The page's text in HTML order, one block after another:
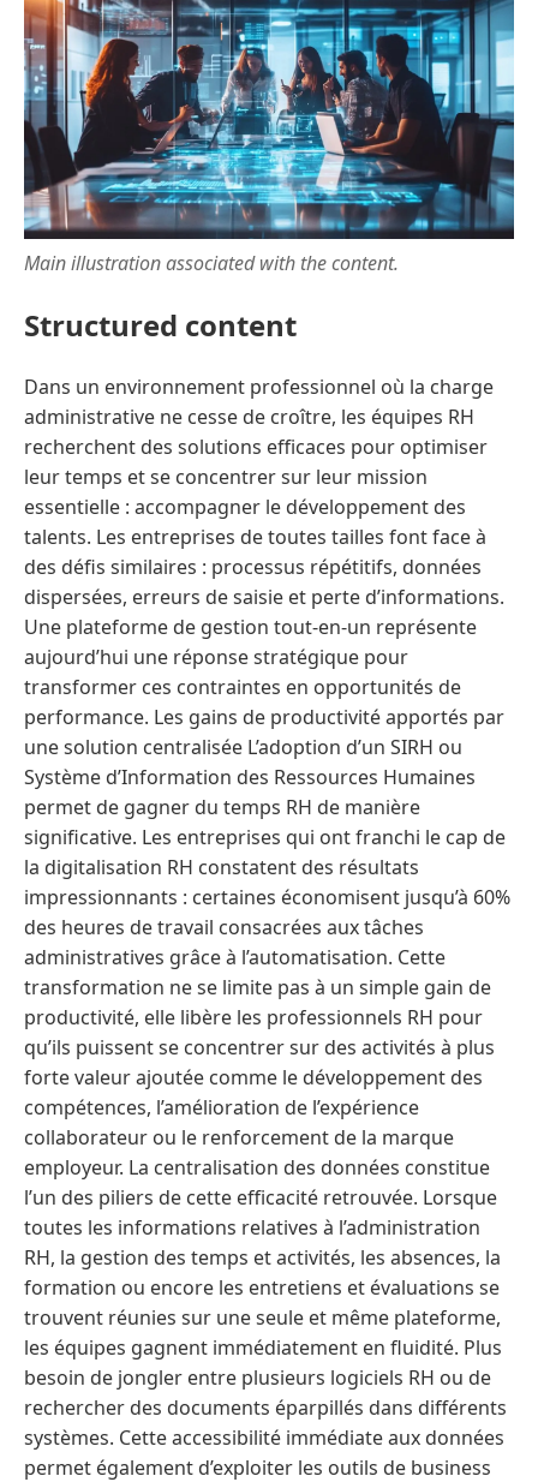
Main illustration associated with the content.
Structured content
Dans un environnement professionnel où la charge
administrative ne cesse de croître, les équipes RH
recherchent des solutions efficaces pour optimiser
leur temps et se concentrer sur leur mission
essentielle : accompagner le développement des
talents. Les entreprises de toutes tailles font face à
des défis similaires : processus répétitifs, données
dispersées, erreurs de saisie et perte d’informations.
Une plateforme de gestion tout-en-un représente
aujourd’hui une réponse stratégique pour
transformer ces contraintes en opportunités de
performance. Les gains de productivité apportés par
une solution centralisée L’adoption d’un SIRH ou
Système d’Information des Ressources Humaines
permet de gagner du temps RH de manière
significative. Les entreprises qui ont franchi le cap de
la digitalisation RH constatent des résultats
impressionnants : certaines économisent jusqu’à 60%
des heures de travail consacrées aux tâches
administratives grâce à l’automatisation. Cette
transformation ne se limite pas à un simple gain de
productivité, elle libère les professionnels RH pour
qu’ils puissent se concentrer sur des activités à plus
forte valeur ajoutée comme le développement des
compétences, l’amélioration de l’expérience
collaborateur ou le renforcement de la marque
employeur. La centralisation des données constitue
l’un des piliers de cette efficacité retrouvée. Lorsque
toutes les informations relatives à l’administration
RH, la gestion des temps et activités, les absences, la
formation ou encore les entretiens et évaluations se
trouvent réunies sur une seule et même plateforme,
les équipes gagnent immédiatement en fluidité. Plus
besoin de jongler entre plusieurs logiciels RH ou de
rechercher des documents éparpillés dans différents
systèmes. Cette accessibilité immédiate aux données
permet également d’exploiter les outils de business